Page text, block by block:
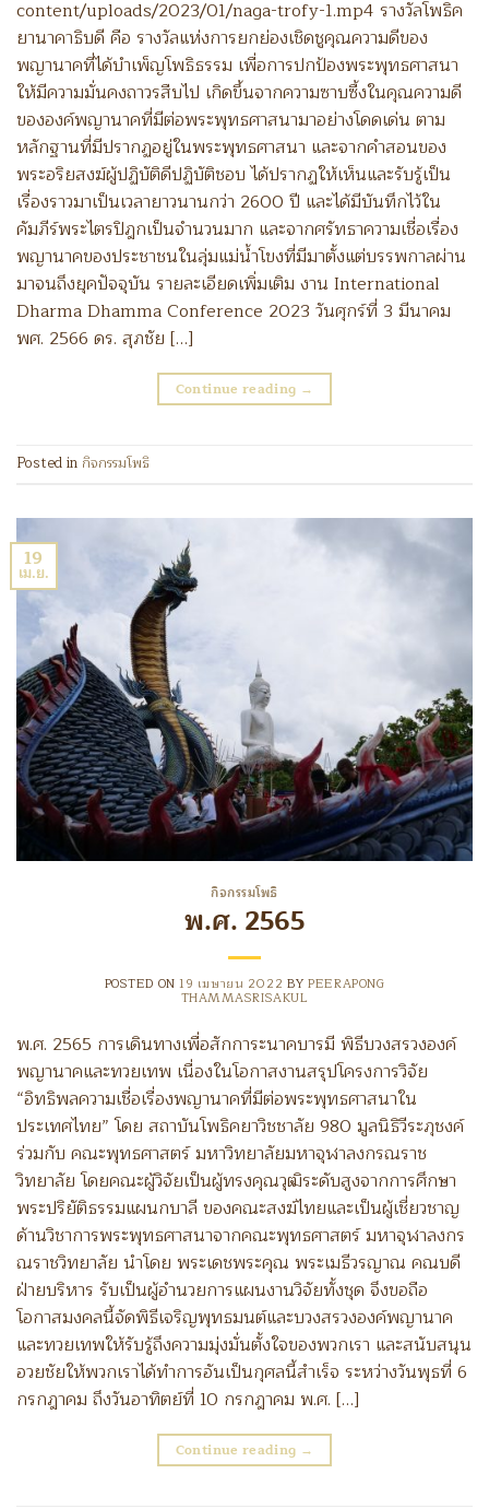
content/uploads/2023/01/naga-trofy-1.mp4 รางวัลโพธิค
ยานาคาธิบดี คือ รางวัลแห่งการยกย่องเชิดชูคุณความดีของ
พญานาคที่ได้บำเพ็ญโพธิธรรม เพื่อการปกป้องพระพุทธศาสนา
ให้มีความมั่นคงถาวรสืบไป เกิดขึ้นจากความซาบซื้งในคุณความดี
ขององค์พญานาคที่มีต่อพระพุทธศาสนามาอย่างโดดเด่น ตาม
หลักฐานที่มีปรากฏอยู่ในพระพุทธศาสนา และจากคำสอนของ
พระอริยสงฆ์ผู้ปฏิบัติดีปฏิบัติชอบ ได้ปรากฏให้เห็นและรับรู้เป็น
เรื่องราวมาเป็นเวลายาวนานกว่า 2600 ปี และได้มีบันทึกไว้ใน
คัมภีร์พระไตรปิฎกเป็นจำนวนมาก และจากศรัทธาความเชื่อเรื่อง
พญานาคของประชาชนในลุ่มแม่น้ำโขงที่มีมาตั้งแต่บรรพกาลผ่าน
มาจนถึงยุคปัจจุบัน รายละเอียดเพิ่มเติม งาน International
Dharma Dhamma Conference 2023 วันศุกร์ที่ 3 มีนาคม
พศ. 2566 ดร. สุภชัย […]
Continue reading →
Posted in กิจกรรมโพธิ
19
เม.ย.
กิจกรรมโพธิ
พ.ศ. 2565
POSTED ON19 เมษายน 2022 BYPEERAPONG
THAMMASRISAKUL
พ.ศ. 2565 การเดินทางเพื่อสักการะนาคบารมี พิธีบวงสรวงองค์
พญานาคและทวยเทพ เนื่องในโอกาสงานสรุปโครงการวิจัย
“อิทธิพลความเชื่อเรื่องพญานาคที่มีต่อพระพุทธศาสนาใน
ประเทศไทย” โดย สถาบันโพธิคยาวิชชาลัย 980 มูลนิธิวีระภุชงค์
ร่วมกับ คณะพุทธศาสตร์ มหาวิทยาลัยมหาจุฬาลงกรณราช
วิทยาลัย โดยคณะผู้วิจัยเป็นผู้ทรงคุณวุฒิระดับสูงจากการศึกษา
พระปริยัติธรรมแผนกบาลี ของคณะสงฆ์ไทยและเป็นผู้เชี่ยวชาญ
ด้านวิชาการพระพุทธศาสนาจากคณะพุทธศาสตร์ มหาจุฬาลงกร
ณราชวิทยาลัย นำโดย พระเดชพระคุณ พระเมธีวรญาณ คณบดี
ฝ่ายบริหาร รับเป็นผู้อำนวยการแผนงานวิจัยทั้งชุด จึงขอถือ
โอกาสมงคลนี้จัดพิธีเจริญพุทธมนต์และบวงสรวงองค์พญานาค
และทวยเทพให้รับรู้ถึงความมุ่งมั่นตั้งใจของพวกเรา และสนับสนุน
อวยชัยให้พวกเราได้ทำการอันเป็นกุศลนี้สำเร็จ ระหว่างวันพุธที่ 6
กรกฎาคม ถึงวันอาทิตย์ที่ 10 กรกฎาคม พ.ศ. […]
Continue reading →